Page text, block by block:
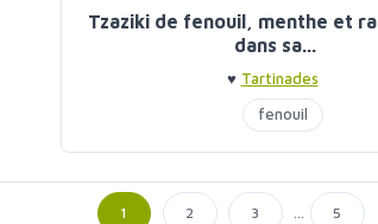
Tzaziki de fenouil, menthe et
dans sa...
♥ Tartinades
fenouil
1 2 3 ... 5